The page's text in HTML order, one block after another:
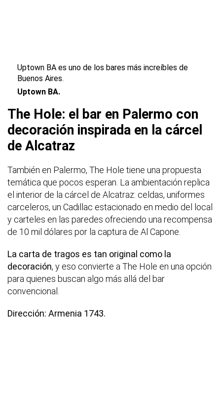
Uptown BA es uno de los bares más increíbles de
Buenos Aires.
Uptown BA.
The Hole: el bar en Palermo con
decoración inspirada en la cárcel
de Alcatraz
También en Palermo, The Hole tiene una propuesta
temática que pocos esperan. La ambientación replica
el interior de la cárcel de Alcatraz: celdas, uniformes
carceleros, un Cadillac estacionado en medio del local
y carteles en las paredes ofreciendo una recompensa
de 10 mil dólares por la captura de Al Capone.
La carta de tragos es tan original como la
decoración, y eso convierte a The Hole en una opción
para quienes buscan algo más allá del bar
convencional.
Dirección: Armenia 1743.